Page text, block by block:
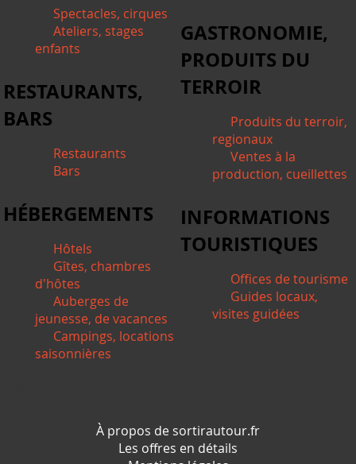
Spectacles, cirques
Ateliers, stages
enfants
GASTRONOMIE,
PRODUITS DU
TERROIR
Produits du terroir,
regionaux
Ventes à la
production, cueillettes
RESTAURANTS,
BARS
Restaurants
Bars
HÉBERGEMENTS
Hôtels
Gîtes, chambres
d'hôtes
Auberges de
jeunesse, de vacances
Campings, locations
saisonnières
INFORMATIONS
TOURISTIQUES
Offices de tourisme
Guides locaux,
visites guidées
À propos de sortirautour.fr
Les offres en détails